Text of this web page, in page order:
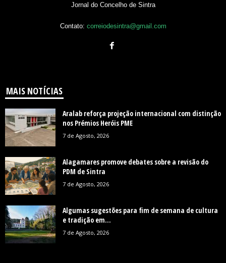
Jornal do Concelho de Sintra
Contato: correiodesintra@gmail.com
MAIS NOTÍCIAS
Aralab reforça projeção internacional com distinção
nos Prémios Heróis PME
7 de Agosto, 2026
Alagamares promove debates sobre a revisão do
PDM de Sintra
7 de Agosto, 2026
Algumas sugestões para fim de semana de cultura
e tradição em...
7 de Agosto, 2026